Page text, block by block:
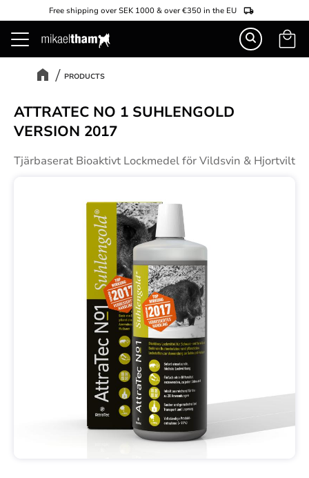
Menu
Free shipping over SEK 1000 & over €350 in the EU
Basket
PRODUCTS
ATTRATEC NO 1 SUHLENGOLD
VERSION 2017
Tjärbaserat Bioaktivt Lockmedel för Vildsvin & Hjortvilt